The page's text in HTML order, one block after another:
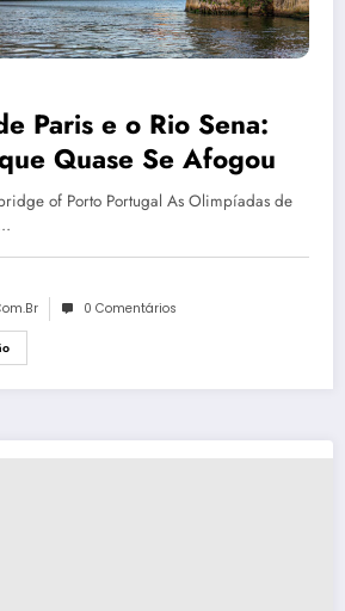
Paris e o Rio Sena:
Quase Se Afogou
of Porto Portugal As Olimpíadas de
0 Comentários